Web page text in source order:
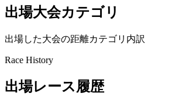
出場大会カテゴリ
出場した大会の距離カテゴリ内訳
Race History
出場レース履歴